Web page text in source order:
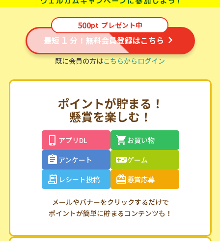
500pt プレゼント中
最短 1 分！無料会員登録はこちら
既に会員の方はこちらからログイン
ポイントが貯まる！
懸賞を楽しむ！
アプリDL
お買い物
アンケート
ゲーム
レシート投稿
懸賞応募
メールやバナーをクリックするだけで
ポイントが簡単に貯まるコンテンツも！